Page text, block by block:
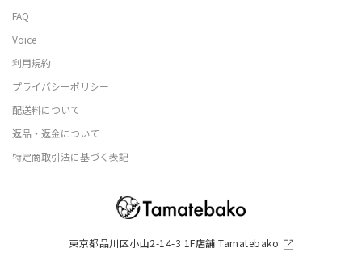
東京都品川区小山2-14-3 1F店舗 Tamatebako
FAQ
Voice
利用規約
プライバシーポリシー
配送料について
返品・返金について
特定商取引法に基づく表記